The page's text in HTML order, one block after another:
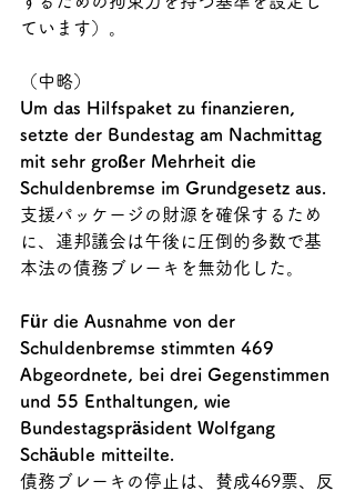
ています）。
（中略）
Um das Hilfspaket zu finanzieren,
setzte der Bundestag am Nachmittag
mit sehr großer Mehrheit die
Schuldenbremse im Grundgesetz aus.
支援パッケージの財源を確保するため
に、連邦議会は午後に圧倒的多数で基
本法の債務ブレーキを無効化した。
Für die Ausnahme von der
Schuldenbremse stimmten 469
Abgeordnete, bei drei Gegenstimmen
und 55 Enthaltungen, wie
Bundestagspräsident Wolfgang
Schäuble mitteilte.
債務ブレーキの停止は、賛成469票、反